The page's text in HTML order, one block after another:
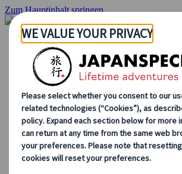
Zum Hauptinhalt springen
Startseite
Rundreisen
Individuelle Reisen
Gruppenreisen
Selbstfahrerreisen
Ausflüge
Massgeschneiderte Gruppenreisen
Japan Rail Pass
Wie wir arbeiten
Über uns
Treffen Sie unser Team
Werden Sie Teil unseres Teams